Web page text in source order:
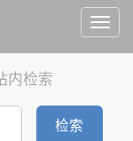
Toggle
内检索
检索